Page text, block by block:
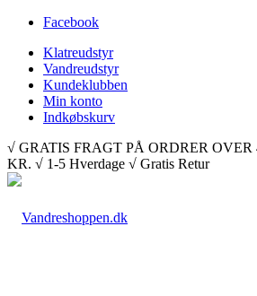
Facebook
Klatreudstyr
Vandreudstyr
Kundeklubben
Min konto
Indkøbskurv
√ GRATIS FRAGT PÅ ORDRER OVER
KR. √ 1-5 Hverdage √ Gratis Retur